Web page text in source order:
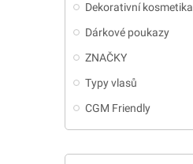
Dekorativní kosmetika
Dárkové poukazy
ZNAČKY
Typy vlasů
CGM Friendly